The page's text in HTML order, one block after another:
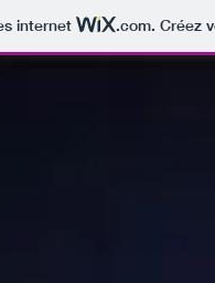
internet .com. Créez